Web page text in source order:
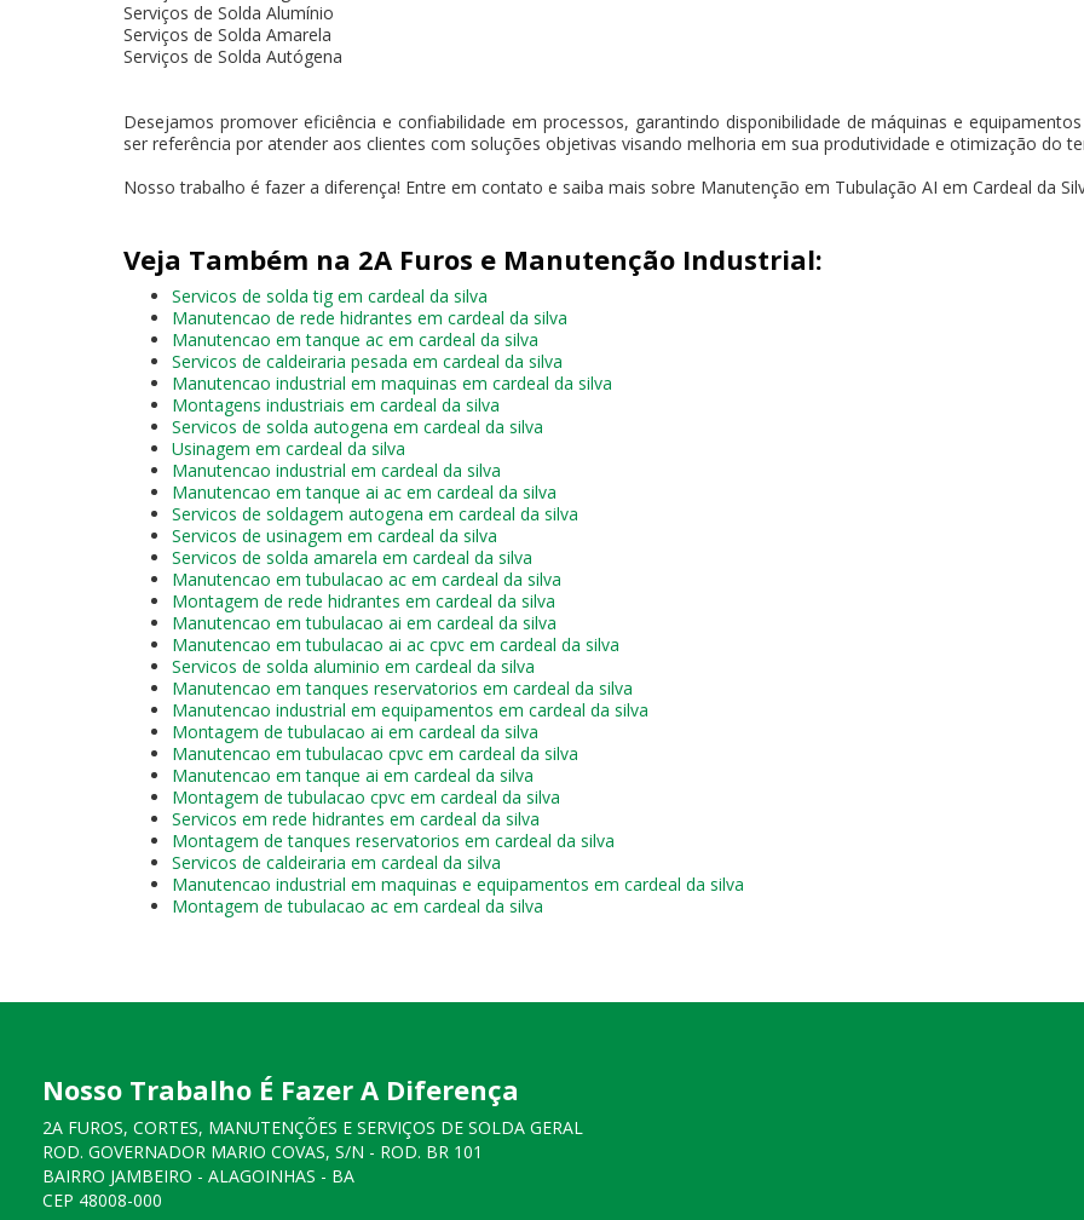
Serviços de Solda Alumínio
Serviços de Solda Amarela
Serviços de Solda Autógena
Desejamos promover eficiência e confiabilidade em processos, garantindo disponibilidade de máquinas e
ser referência por atender aos clientes com soluções objetivas visando melhoria em sua produtividade e otimização do
Nosso trabalho é fazer a diferença! Entre em contato e saiba mais sobre Manutenção em Tubulação AI em Cardeal da
Veja Também na 2A Furos e Manutenção Industrial:
Servicos de solda tig em cardeal da silva
Manutencao de rede hidrantes em cardeal da silva
Manutencao em tanque ac em cardeal da silva
Servicos de caldeiraria pesada em cardeal da silva
Manutencao industrial em maquinas em cardeal da silva
Montagens industriais em cardeal da silva
Servicos de solda autogena em cardeal da silva
Usinagem em cardeal da silva
Manutencao industrial em cardeal da silva
Manutencao em tanque ai ac em cardeal da silva
Servicos de soldagem autogena em cardeal da silva
Servicos de usinagem em cardeal da silva
Servicos de solda amarela em cardeal da silva
Manutencao em tubulacao ac em cardeal da silva
Montagem de rede hidrantes em cardeal da silva
Manutencao em tubulacao ai em cardeal da silva
Manutencao em tubulacao ai ac cpvc em cardeal da silva
Servicos de solda aluminio em cardeal da silva
Manutencao em tanques reservatorios em cardeal da silva
Manutencao industrial em equipamentos em cardeal da silva
Montagem de tubulacao ai em cardeal da silva
Manutencao em tubulacao cpvc em cardeal da silva
Manutencao em tanque ai em cardeal da silva
Montagem de tubulacao cpvc em cardeal da silva
Servicos em rede hidrantes em cardeal da silva
Montagem de tanques reservatorios em cardeal da silva
Servicos de caldeiraria em cardeal da silva
Manutencao industrial em maquinas e equipamentos em cardeal da silva
Montagem de tubulacao ac em cardeal da silva
Nosso Trabalho É Fazer A Diferença
2A FUROS, CORTES, MANUTENÇÕES E SERVIÇOS DE SOLDA GERAL
ROD. GOVERNADOR MARIO COVAS, S/N - ROD. BR 101
BAIRRO JAMBEIRO - ALAGOINHAS - BA
CEP 48008-000